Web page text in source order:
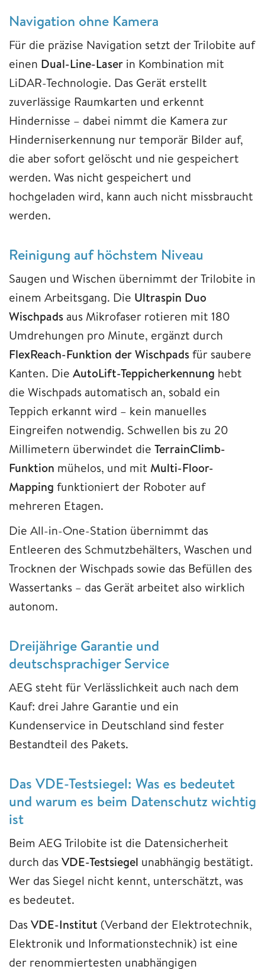
Navigation ohne Kamera
Für die präzise Navigation setzt der Trilobite auf
einen Dual-Line-Laser in Kombination mit
LiDAR-Technologie. Das Gerät erstellt
zuverlässige Raumkarten und erkennt
Hindernisse – dabei nimmt die Kamera zur
Hinderniserkennung nur temporär Bilder auf,
die aber sofort gelöscht und nie gespeichert
werden. Was nicht gespeichert und
hochgeladen wird, kann auch nicht missbraucht
werden.
Reinigung auf höchstem Niveau
Saugen und Wischen übernimmt der Trilobite in
einem Arbeitsgang. Die Ultraspin Duo
Wischpads aus Mikrofaser rotieren mit 180
Umdrehungen pro Minute, ergänzt durch
FlexReach-Funktion der Wischpadsfür saubere
Kanten. Die AutoLift-Teppicherkennung hebt
die Wischpads automatisch an, sobald ein
Teppich erkannt wird – kein manuelles
Eingreifen notwendig. Schwellen bis zu 20
Millimetern überwindet die TerrainClimb-
Funktion mühelos, und mit Multi-Floor-
Mapping funktioniert der Roboter auf
mehreren Etagen.
Die All-in-One-Station übernimmt das
Entleeren des Schmutzbehälters, Waschen und
Trocknen der Wischpads sowie das Befüllen des
Wassertanks – das Gerät arbeitet also wirklich
autonom.
Dreijährige Garantie und
deutschsprachiger Service
AEG steht für Verlässlichkeit auch nach dem
Kauf: drei Jahre Garantie und ein
Kundenservice in Deutschland sind fester
Bestandteil des Pakets.
Das VDE-Testsiegel: Was es bedeutet
und warum es beim Datenschutz wichtig
ist
Beim AEG Trilobite ist die Datensicherheit
durch dasVDE-Testsiegel unabhängig bestätigt.
Wer das Siegel nicht kennt, unterschätzt, was
es bedeutet.
DasVDE-Institut (Verband der Elektrotechnik,
Elektronik und Informationstechnik) ist eine
der renommiertesten unabhängigen